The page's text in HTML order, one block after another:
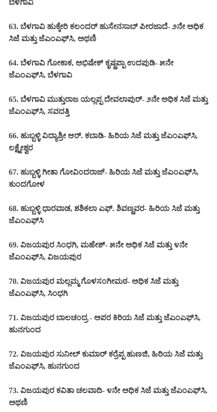
ಬೆಳಗಾವಿ
63. ಬೆಳಗಾವಿ ಹುಕ್ಕೇರಿ ಕಲಂದರ್ ಹುಸೇನಸಾಬ್ ಪೀರಜಾದೆ- ೨ನೇ ಅಧಿಕ
ಸಿಜೆ ಮತ್ತು ಜೆಎಂಎಫ್‌ಸಿ, ಅಥಣಿ
64. ಬೆಳಗಾವಿ ಗೋಕಾಕ, ಅಭಿಷೇಕ್ ಕೃಷ್ಣಪ್ಪಾ ಉದಪುಡಿ- ೫ನೇ
ಜೆಎಂಎಫ್‌ಸಿ, ಬೆಳಗಾವಿ
65. ಬೆಳಗಾವಿ ಮುತ್ತುರಾಜ ಯಲ್ಲಪ್ಪ ದೇವಲಾಪುರ್- ೨ನೇ ಅಧಿಕ ಸಿಜೆ ಮತ್ತು
ಜೆಎಂಎಫ್‌ಸಿ, ಸವದತ್ತಿ
66. ಹುಬ್ಬಳ್ಳಿ ವಿದ್ಯಾಶ್ರೀ ಆರ್. ಕಬಾಡಿ- ಹಿರಿಯ ಸಿಜೆ ಮತ್ತು ಜೆಎಂಎಫ್‌ಸಿ,
ಲಕ್ಷ್ಮೇಶ್ವರ
67. ಹುಬ್ಬಳ್ಳಿ ಗೀತಾ ಗೋವಿಂದರಾಜ್- ಹಿರಿಯ ಸಿಜೆ ಮತ್ತು ಜೆಎಂಎಫ್‌ಸಿ,
ಕುಂದಗೋಳ
68. ಹುಬ್ಬಳ್ಳಿ ಧಾರವಾಡ, ಶಶಿಕಲಾ ಎಫ್. ಶಿವಣ್ಣವರ- ಹಿರಿಯ ಸಿಜೆ ಮತ್ತು
ಜೆಎಂಎಫ್‌ಸಿ
69. ವಿಜಯಪುರ ಸಿಂಧಗಿ, ಮಹೇಶ್- ೫ನೇ ಅಧಿಕ ಸಿಜೆ ಮತ್ತು ೪ನೇ
ಜೆಎಂಎಫ್‌ಸಿ, ವಿಜಯಪುರ
70. ವಿಜಯಪುರ ಮಲ್ಲಮ್ಮ ಗೊಳಸಂಗೀಮಠ- ಅಧಿಕ ಸಿಜೆ ಮತ್ತು
ಜೆಎಂಎಫ್‌ಸಿ, ಸಿಂಧಗಿ
71. ವಿಜಯಪುರ ಬಾಲಚಂದ್ರ - ಅಪರ ಕಿರಿಯ ಸಿಜೆ ಮತ್ತು ಜೆಎಂಎಫ್‌ಸಿ,
ಹುನಗುಂದ
72. ವಿಜಯಪುರ ಸುನೀಲ್ ಕುಮಾರ್ ಕರ್ರೆಪ್ಪ ಹುಣಜಿ, ಹಿರಿಯ ಸಿಜೆ ಮತ್ತು
ಜೆಎಂಎಫ್‌ಸಿ, ಹುನಗುಂದ
73. ವಿಜಯಪುರ ಕವಿತಾ ಚಲವಾದಿ- ೪ನೇ ಅಧಿಕ ಸಿಜೆ ಮತ್ತು ಜೆಎಂಎಫ್‌ಸಿ,
ಅಥಣಿ